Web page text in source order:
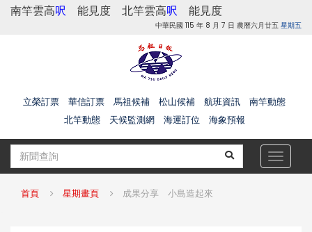
南竿雲高呎 能見度 北竿雲高呎 能見度
中華民國 115 年 8 月 7 日 農曆六月廿五 星期五
立榮訂票 華信訂票 馬祖候補 松山候補 航班資訊
南竿動態
北竿動態
天候監測網 海運訂位 海象預報
Toggle
首頁 星期畫頁 成果分享 小島造起來